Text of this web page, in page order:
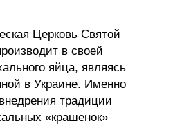
Церковь Святой
в своей
яйца, являясь
в Украине. Именно
традиции
«крашенок»